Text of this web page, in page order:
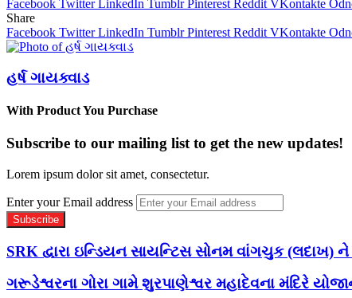
Facebook Twitter LinkedIn Tumblr Pinterest Reddit VKontakte
Share
Facebook Twitter LinkedIn Tumblr Pinterest Reddit VKontakte
હર્ષ ગાયક્વાડ
With Product You Purchase
Subscribe to our mailing list to get the new updates!
Lorem ipsum dolor sit amet, consectetur.
Enter your Email address
SRK દ્વારા ઇન્ડિયન સાયન્ટિસ સોનમ વાંગચુક (લદાખ)
ગરૂડેશ્વરના ગોરા ગામે શુરપાણેશ્વર મહાદેવના મંદિરે